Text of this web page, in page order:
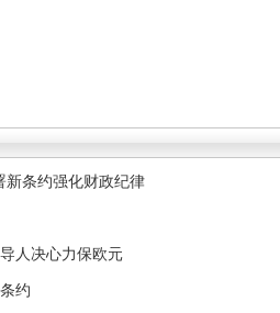
新条约强化财政纪律
人决心力保欧元
约